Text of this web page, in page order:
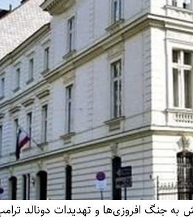
به جنگ افروزی‌ها و تهدیدات دونالد